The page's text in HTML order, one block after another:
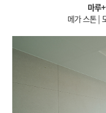
마루
메가 스톤 |